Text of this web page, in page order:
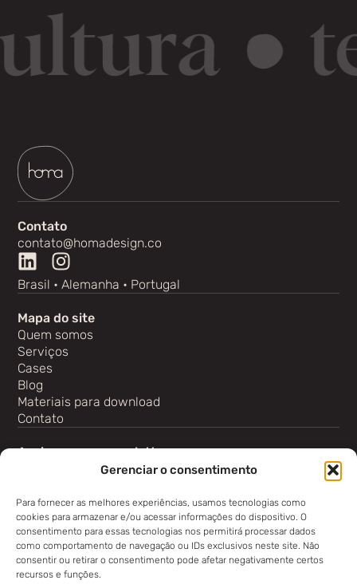
Gerenciar o consentimento
Para fornecer as melhores experiências, usamos tecnologias como
cookies para armazenar e/ou acessar informações do dispositivo. O
consentimento para essas tecnologias nos permitirá processar dados
como comportamento de navegação ou IDs exclusivos neste site. Não
consentir ou retirar o consentimento pode afetar negativamente certos
recursos e funções.
Contato
contato@homadesign.co
Brasil • Alemanha • Portugal
Mapa do site
Quem somos
Serviços
Cases
Blog
Materiais para download
Contato
Assine nossa newsletter
Inscrever